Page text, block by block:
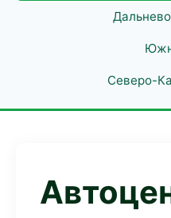
Северо-